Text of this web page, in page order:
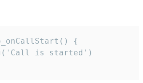
{
is started')